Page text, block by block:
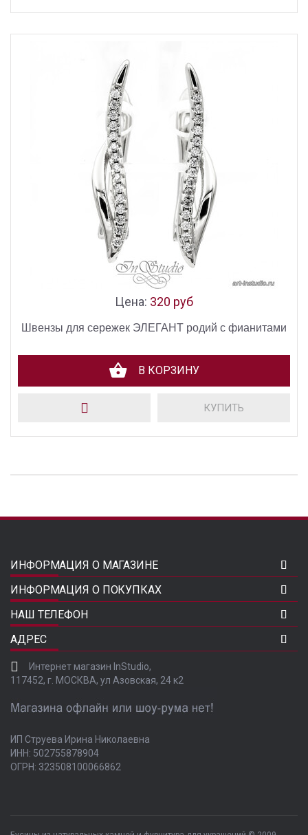
Цена: 320 руб
Швензы для сережек ЭЛЕГАНТ родий с фианитами
В КОРЗИНУ
КУПИТЬ
ИНФОРМАЦИЯ О МАГАЗИНЕ
ИНФОРМАЦИЯ О ПОКУПКАХ
НАШ ТЕЛЕФОН
АДРЕС
Интернет магазин InStudio,
117452, г. МОСКВА, ул Азовская, 24 к2
ИП Струева Ирина Николаевна
ИНН: 502755878904
ОГРН: 323508100066862